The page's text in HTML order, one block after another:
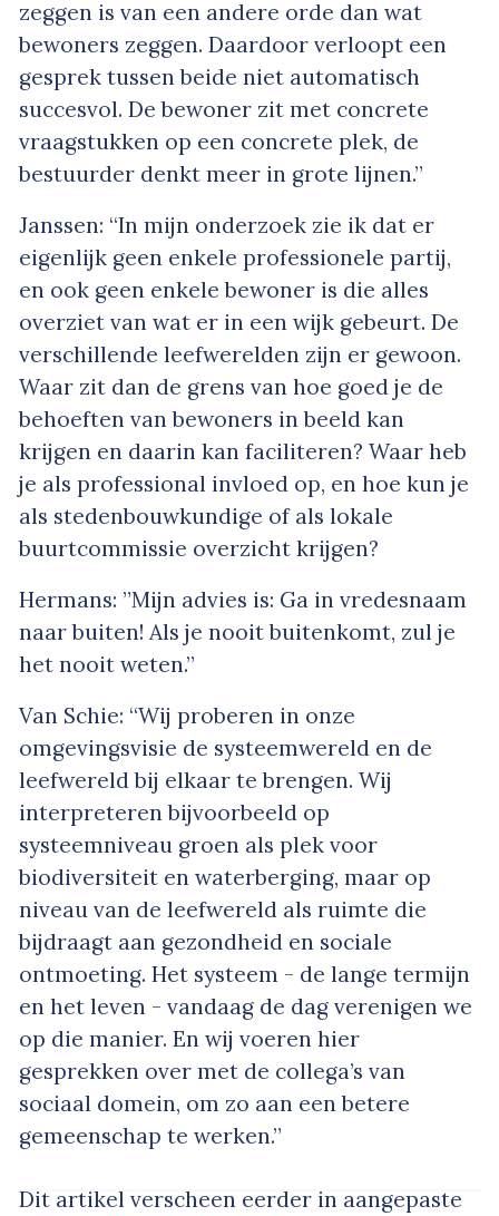
zeggen is van een andere orde dan wat
bewoners zeggen. Daardoor verloopt een
gesprek tussen beide niet automatisch
succesvol. De bewoner zit met concrete
vraagstukken op een concrete plek, de
bestuurder denkt meer in grote lijnen.”
Janssen: “In mijn onderzoek zie ik dat er
eigenlijk geen enkele professionele partij,
en ook geen enkele bewoner is die alles
overziet van wat er in een wijk gebeurt. De
verschillende leefwerelden zijn er gewoon.
Waar zit dan de grens van hoe goed je de
behoeften van bewoners in beeld kan
krijgen en daarin kan faciliteren? Waar heb
je als professional invloed op, en hoe kun je
als stedenbouwkundige of als lokale
buurtcommissie overzicht krijgen?
Hermans: ”Mijn advies is: Ga in vredesnaam
naar buiten! Als je nooit buitenkomt, zul je
het nooit weten.”
Van Schie: “Wij proberen in onze
omgevingsvisie de systeemwereld en de
leefwereld bij elkaar te brengen. Wij
interpreteren bijvoorbeeld op
systeemniveau groen als plek voor
biodiversiteit en waterberging, maar op
niveau van de leefwereld als ruimte die
bijdraagt aan gezondheid en sociale
ontmoeting. Het systeem - de lange termijn
en het leven - vandaag de dag verenigen we
op die manier. En wij voeren hier
gesprekken over met de collega’s van
sociaal domein, om zo aan een betere
gemeenschap te werken.”
Dit artikel verscheen eerder in aangepaste